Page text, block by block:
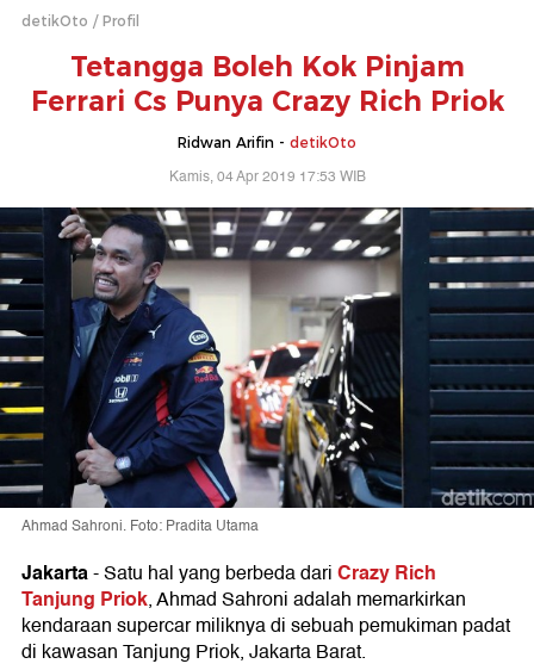
detikOto Profil
Tetangga Boleh Kok Pinjam
Ferrari Cs Punya Crazy Rich Priok
Ridwan Arifin - detikOto
Kamis, 04 Apr 2019 17:53 WIB
Ahmad Sahroni. Foto: Pradita Utama
Jakarta- Satu hal yang berbeda dariCrazy Rich
Tanjung Priok, Ahmad Sahroni adalah memarkirkan
kendaraan supercar miliknya di sebuah pemukiman padat
di kawasan Tanjung Priok, Jakarta Barat.